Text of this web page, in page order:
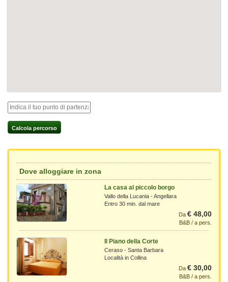
Calcola percorso
Dove alloggiare in zona
La casa al piccolo borgo
Vallo della Lucania - Angellara
Entro 30 min. dal mare
Da € 48,00
B&B / a pers.
Il Piano della Corte
Ceraso - Santa Barbara
Località in Collina
Da € 30,00
B&B / a pers.